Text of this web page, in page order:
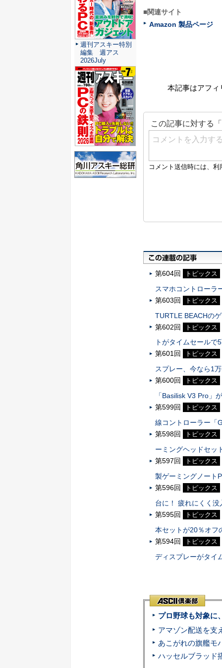
■関連サイト
Amazon 製品ページ
本記事はアフィ
第604回 トピックス
スマホコントローラ
第603回
トピックス
TURTLE BEACHの
第602回
トピックス
トがタイムセールで
第601回
トピックス
スプレー、今なら1
第600回
トピックス
「Basilisk V3 Pro」
第599回
トピックス
線コントローラー「
第598回
トピックス
ーミングヘッドセッ
第597回
トピックス
製ゲーミングノート
第596回
トピックス
台に！ 疲れにくく
第595回
トピックス
本セットが20％オフ
第594回
トピックス
ディスプレーがタイ
プロ野球も対象に
週刊アスキー特別
編集 週アス
2026July